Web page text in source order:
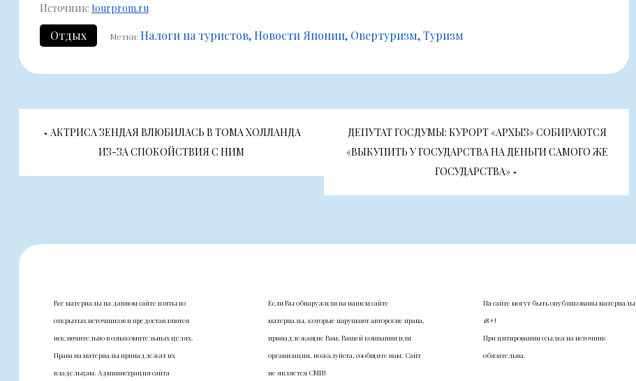
Источник: tourprom.ru
Отдых Метки: Налоги на туристов Новости Японии Овертуризм Туризм
Навигация
по
АКТРИСА ЗЕНДАЯ ВЛЮБИЛАСЬ В ТОМА ХОЛЛАНДА
ИЗ-ЗА СПОКОЙСТВИЯ С НИМ
ДЕПУТАТ ГОСДУМЫ: КУРОРТ «АРХЫЗ» СОБИРАЮТСЯ
«ВЫКУПИТЬ У ГОСУДАРСТВА НА ДЕНЬГИ САМОГО ЖЕ
ГОСУДАРСТВА»
Все материалы на данном сайте взяты из
открытых источников и предоставляются
исключительно в ознакомительных целях.
Права на материалы принадлежат их
владельцам. Администрация сайта
Если Вы обнаружили на нашем сайте
материалы, которые нарушают авторские права,
принадлежащие Вам, Вашей компании или
организации, пожалуйста, сообщите нам. Сайт
не является СМИ!
На сайте могут быть опубликованы материалы
18+!
При цитировании ссылка на источник
обязательна.